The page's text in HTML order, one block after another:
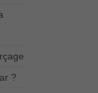
?